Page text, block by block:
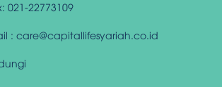
021-22773109
: care@capitallifesyariah.co.id